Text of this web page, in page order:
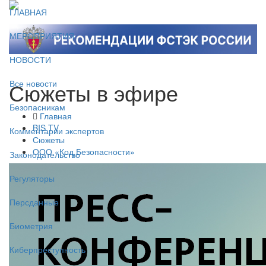
ГЛАВНАЯ
МЕРОПРИЯТИЯ
НОВОСТИ
Все новости
Безопасникам
Комментарии экспертов
Законодательство
Регуляторы
Персданные
Биометрия
Киберпреступность
Сюжеты в эфире
Главная
BIS TV
Сюжеты
ООО «Код Безопасности»